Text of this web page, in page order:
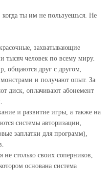
ты им не пользуешься. Не
захватывающие
тысяч человек по всему миру.
общаются друг с другом,
и получают опыт. За
диск, оплачивают абонемент
и развитие игры, а также на
системы авторизации,
заплатки для программ),
не столько своих соперников,
основана система